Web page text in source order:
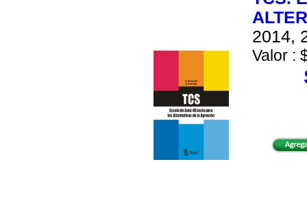
2014,
Valor :